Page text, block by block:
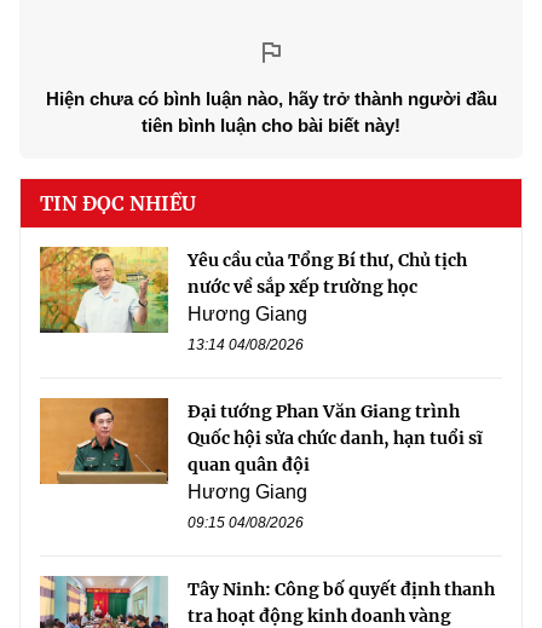
Hiện chưa có bình luận nào, hãy trở thành người đầu
tiên bình luận cho bài biết này!
TIN ĐỌC NHIỀU
Yêu cầu của Tổng Bí thư, Chủ tịch
nước về sắp xếp trường học
Hương Giang
13:14 04/08/2026
Đại tướng Phan Văn Giang trình
Quốc hội sửa chức danh, hạn tuổi sĩ
quan quân đội
Hương Giang
09:15 04/08/2026
Tây Ninh: Công bố quyết định thanh
tra hoạt động kinh doanh vàng